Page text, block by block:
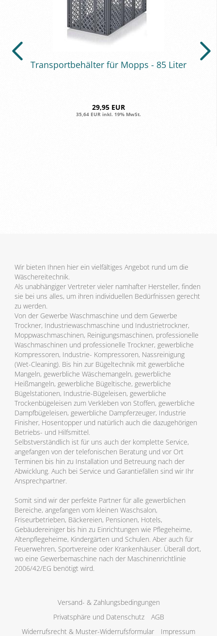
Trans­port­be­häl­ter für Mopps - 85 Liter
29,95 EUR
35,64 EUR inkl. 19% MwSt.
Wir bieten Ihnen hier ein vielfältiges Angebot rund um die
Wäschereitechnik.
Als unabhängiger Vertreter vieler namhafter Hersteller, finden
sie bei uns alles, um ihren individuellen Bedürfnissen gerecht
zu werden.
Von der Gewerbe Waschmaschine und dem Gewerbe
Trockner, Industriewaschmaschine und Industrietrockner,
Moppwaschmaschinen, Reinigungsmaschinen, professionelle
Waschmaschinen und professionelle Trockner, gewerbliche
Kompressoren, Industrie- Kompressoren, Nassreinigung
(Wet-Cleaning). Bis hin zur Bügeltechnik mit gewerbliche
Mangeln, gewerbliche Wäschemangeln, gewerbliche
Heißmangeln, gewerbliche Bügeltische, gewerbliche
Bügelstationen, Industrie-Bügeleisen, gewerbliche
Trockenbügeleisen zum Verkleben von Stoffen, gewerbliche
Dampfbügeleisen, gewerbliche Dampferzeuger, Industrie
Finisher, Hosentopper und natürlich auch die dazugehörigen
Betriebs- und Hilfsmittel.
Selbstverständlich ist für uns auch der komplette Service,
angefangen von der telefonischen Beratung und vor Ort
Terminen bis hin zu Installation und Betreuung nach der
Abwicklung. Auch bei Service und Garantiefällen sind wir Ihr
Ansprechpartner.
Somit sind wir der perfekte Partner für alle gewerblichen
Bereiche, angefangen vom kleinen Waschsalon,
Friseurbetrieben, Bäckereien, Pensionen, Hotels,
Gebäudereiniger bis hin zu Einrichtungen wie Pflegeheime,
Altenpflegeheime, Kindergärten und Schulen. Aber auch für
Feuerwehren, Sportvereine oder Krankenhäuser. Überall dort,
wo eine Gewerbemaschine nach der Maschinenrichtlinie
2006/42/EG benötigt wird.
Versand- & Zahlungsbedingungen
Privatsphäre und Datenschutz
AGB
Widerrufsrecht & Muster-Widerrufsformular
Impressum